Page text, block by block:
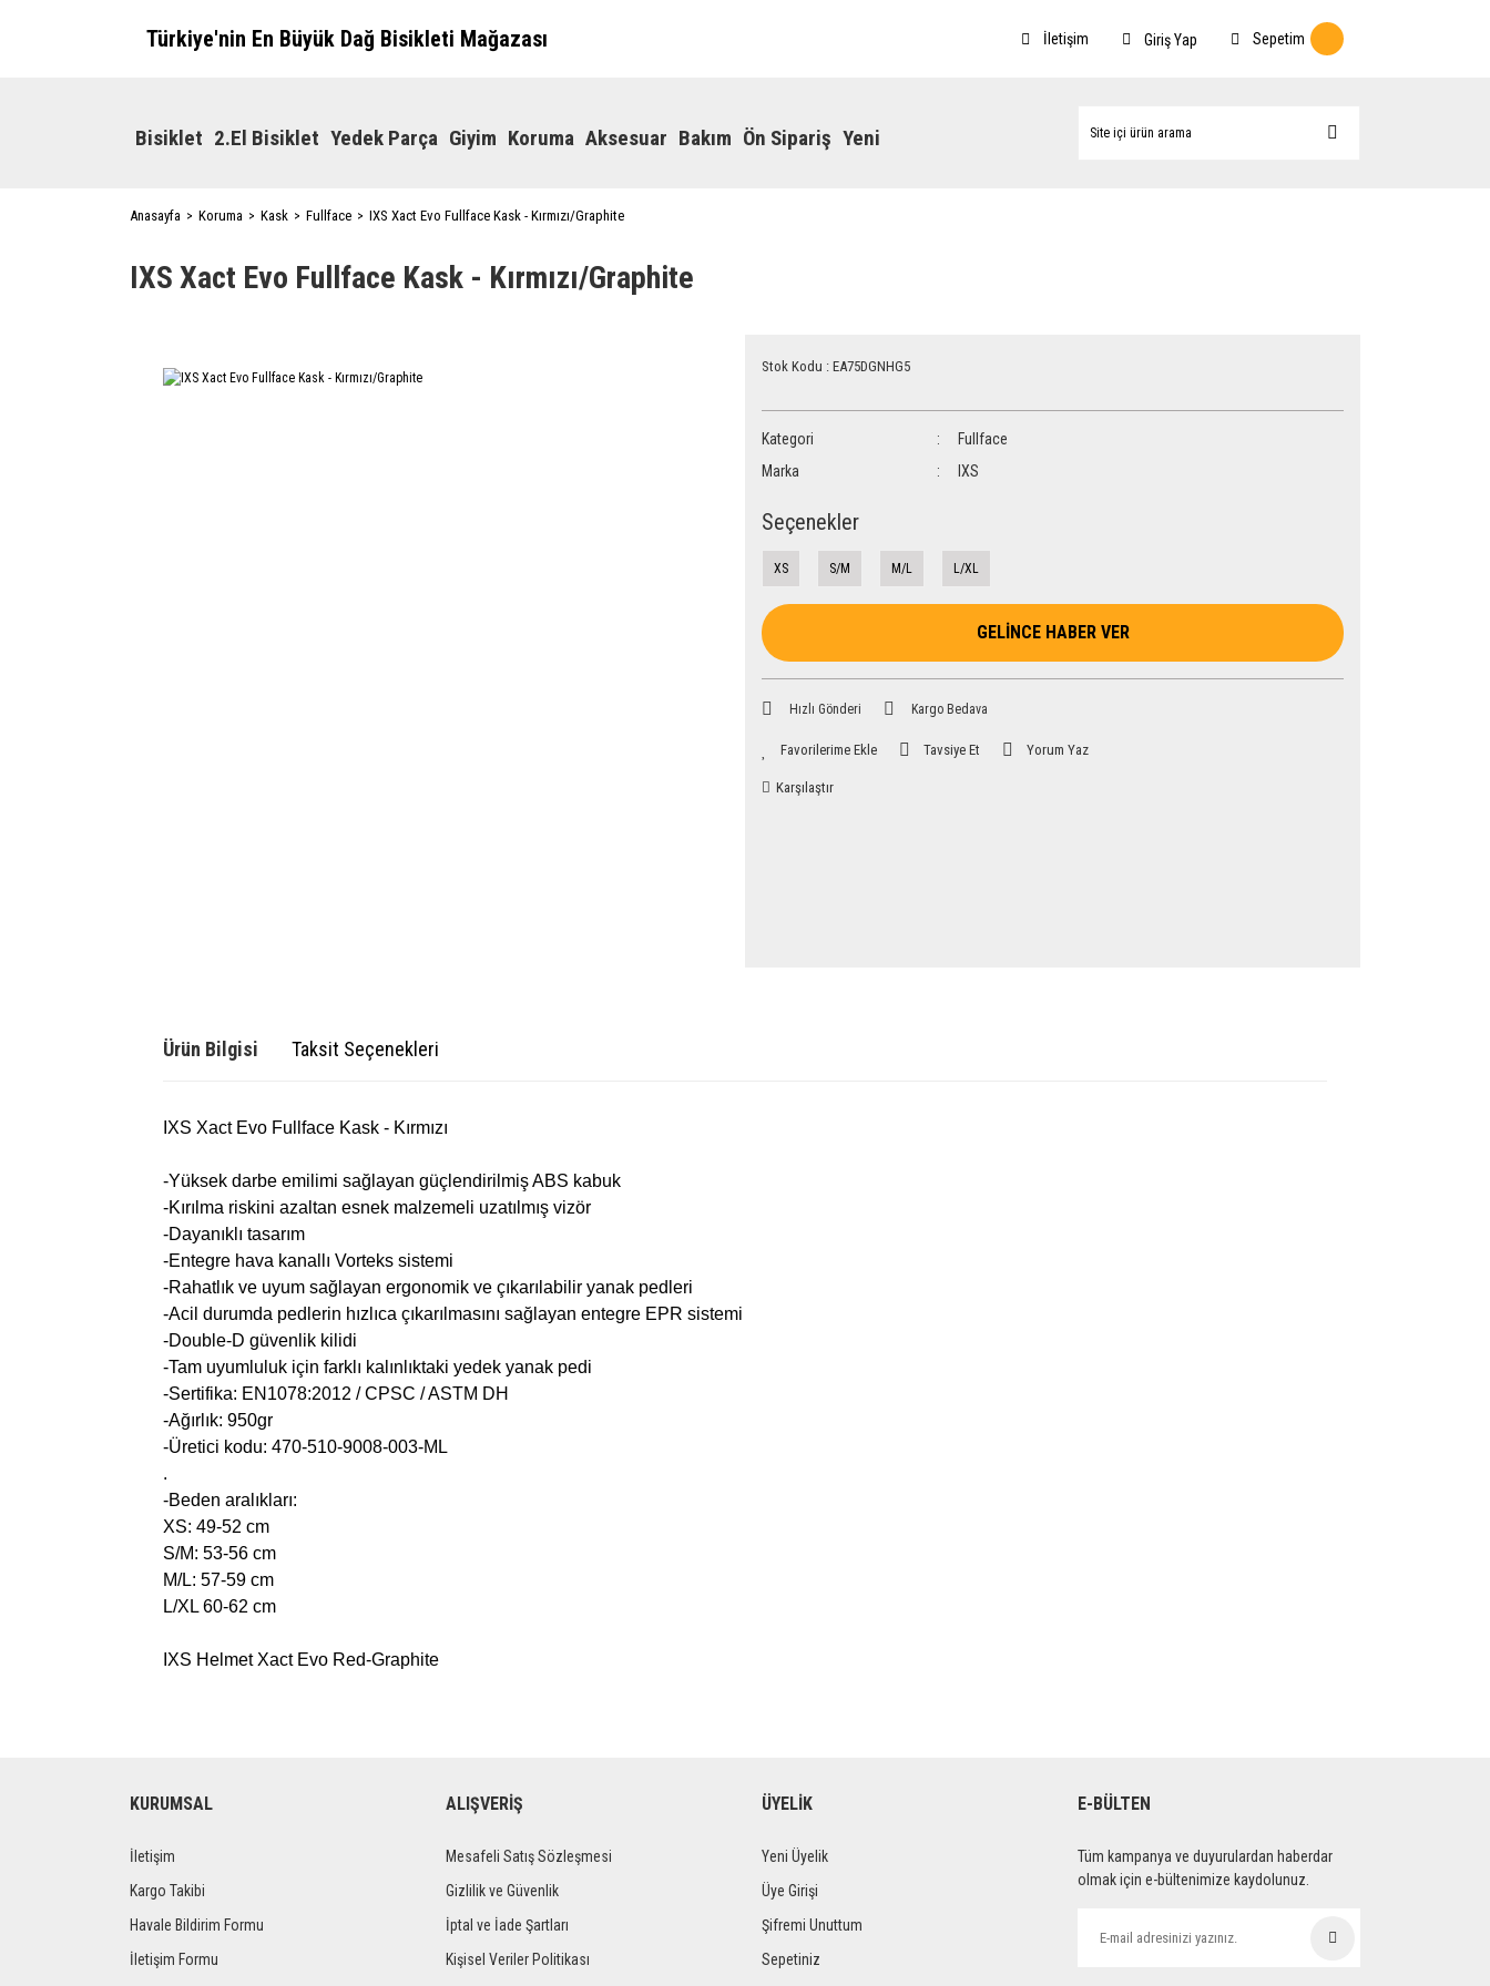
Türkiye'nin En Büyük Dağ Bisikleti Mağazası İletişim Giriş Yap Sepetim
Bisiklet 2.El Bisiklet Yedek Parça Giyim Koruma Aksesuar Bakım Ön Sipariş Yeni
Anasayfa Koruma Kask Fullface IXS Xact Evo Fullface Kask - Kırmızı/Graphite
IXS Xact Evo Fullface Kask - Kırmızı/Graphite
Stok Kodu : EA75DGNHG5
Kategori
Fullface
Marka
IXS
Seçenekler
XS S/M M/L L/XL
GELİNCE HABER VER
Hızlı Gönderi Kargo Bedava
Tavsiye Et Yorum Yaz
Karşılaştır
Ürün Bilgisi Taksit Seçenekleri
IXS Xact Evo Fullface Kask - Kırmızı
-Yüksek darbe emilimi sağlayan güçlendirilmiş ABS kabuk
-Kırılma riskini azaltan esnek malzemeli uzatılmış vizör
-Dayanıklı tasarım
-Entegre hava kanallı Vorteks sistemi
-Rahatlık ve uyum sağlayan ergonomik ve çıkarılabilir yanak pedleri
-Acil durumda pedlerin hızlıca çıkarılmasını sağlayan entegre EPR sistemi
-Double-D güvenlik kilidi
-Tam uyumluluk için farklı kalınlıktaki yedek yanak pedi
-Sertifika: EN1078:2012 / CPSC / ASTM DH
-Ağırlık: 950gr
-Üretici kodu: 470-510-9008-003-ML
.
-Beden aralıkları:
XS: 49-52 cm
S/M: 53-56 cm
M/L: 57-59 cm
L/XL 60-62 cm
IXS Helmet Xact Evo Red-Graphite
KURUMSAL
İletişim
Kargo Takibi
Havale Bildirim Formu
İletişim Formu
ALIŞVERİŞ
Mesafeli Satış Sözleşmesi
Gizlilik ve Güvenlik
İptal ve İade Şartları
Kişisel Veriler Politikası
ÜYELİK
Yeni Üyelik
Üye Girişi
Şifremi Unuttum
Sepetiniz
E-BÜLTEN
Tüm kampanya ve duyurulardan haberdar
olmak için e-bültenimize kaydolunuz.